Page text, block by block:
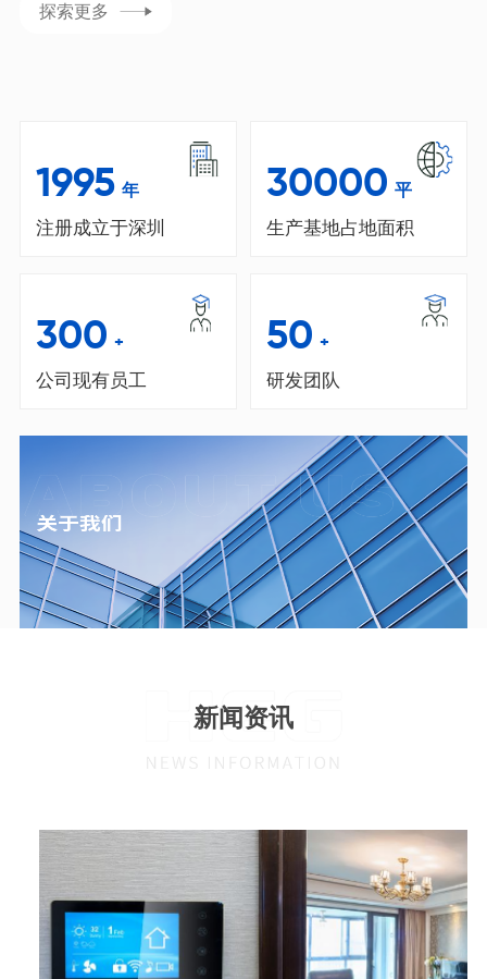
探索更多
1995 年
注册成立于深圳
30000 平
生产基地占地面积
300 +
公司现有员工
50 +
研发团队
新闻资讯